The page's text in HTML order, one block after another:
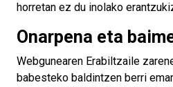
horretan ez du inolako
Onarpena eta
Webgunearen Erabiltzaile
babesteko baldintzen berri